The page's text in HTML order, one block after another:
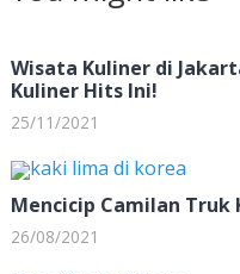
Wisata Kuliner di
Kuliner Hits Ini!
25/11/2021
Mencicip Camilan Truk
26/08/2021